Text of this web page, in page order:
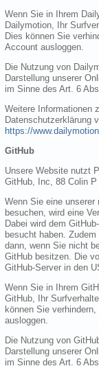
Wenn Sie in Ihrem
Dailymotion, Ihr
Dies können Sie
Account ausloggen.
Die Nutzung von
Darstellung unserer
im Sinne des Art. 6
Weitere Informationen
Datenschutzerklärung
https://
GitHub
Unsere Website nutzt
GitHub, Inc, 88 Colin
Wenn Sie eine
besuchen, wird eine
Dabei wird dem
besucht haben.
dann, wenn Sie nicht
GitHub besitzen. Die
GitHub-Server in den
Wenn Sie in Ihrem
GitHub, Ihr
können Sie
ausloggen.
Die Nutzung von
Darstellung unserer
im Sinne des Art. 6